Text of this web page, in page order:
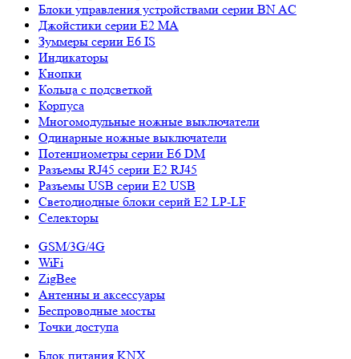
Блоки управления устройствами серии BN AC
Джойстики серии E2 MA
Зуммеры серии E6 IS
Индикаторы
Кнопки
Кольца с подсветкой
Корпуса
Многомодульные ножные выключатели
Одинарные ножные выключатели
Потенциометры серии E6 DM
Разъемы RJ45 серии E2 RJ45
Разъемы USB серии E2 USB
Светодиодные блоки серий E2 LP-LF
Селекторы
GSM/3G/4G
WiFi
ZigBee
Антенны и аксессуары
Беспроводные мосты
Точки доступа
Блок питания KNX